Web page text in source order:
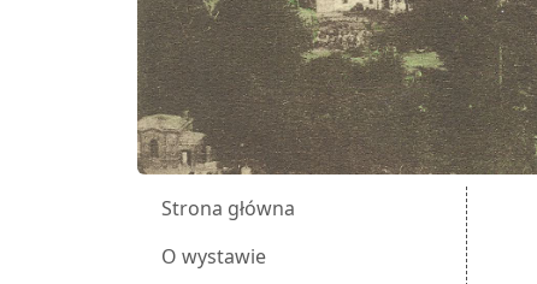
Strona główna
O wystawie